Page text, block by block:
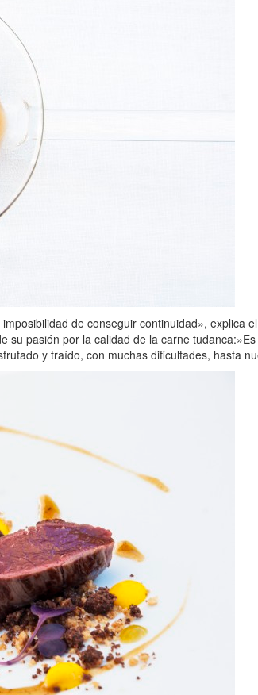
de conseguir continuidad»,
su pasión por la calidad de la carne
y traído, con muchas dificultades, hasta